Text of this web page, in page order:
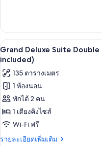
Lounge
Access
(Cimer
&
Wonderbox
included)
เกี่ยว
กับ
Premier
Deluxe
Room
with
Club
Lounge
Access
&
Wonderbox
เปิด
ภาพถ่าย
ทั้งหมด
ของ
Grand
Deluxe
Suite
Double
6
Grand Deluxe Suite
included)
135 ตารางเมตร
1 ห้องนอน
พักได้ 2 คน
1 เตียงคิงไซส์
Wi-Fi ฟรี
รายละเอียดเพิ่มเติม
ราย